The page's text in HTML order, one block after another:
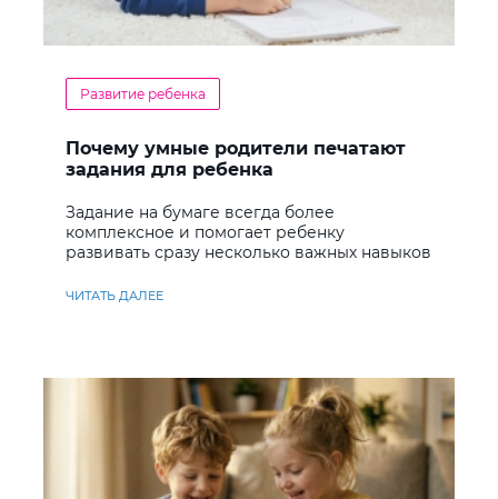
Развитие ребенка
Почему умные родители печатают
задания для ребенка
Задание на бумаге всегда более
комплексное и помогает ребенку
развивать сразу несколько важных навыков
ЧИТАТЬ ДАЛЕЕ